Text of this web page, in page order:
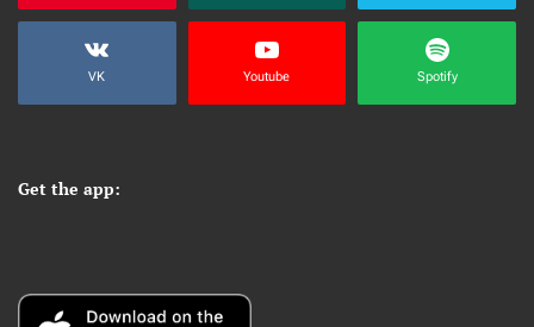
VK Youtube Spotify
Get the app: